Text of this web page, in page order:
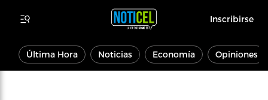
Inscribirse
Última Hora Noticias Economía Opiniones